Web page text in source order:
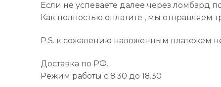
Если не успеваете далее через ломбард
Как полностью оплатите , мы
P.S. к сожалению наложенным платежем
Доставка по РФ.
Режим работы с 8.30 до 18.30